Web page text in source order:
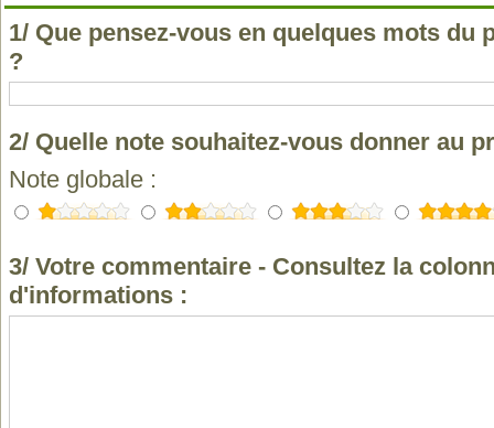
1/ Que pensez-vous en quelques mots du
?
2/ Quelle note souhaitez-vous donner au
Note globale :
3/ Votre commentaire - Consultez la
d'informations :